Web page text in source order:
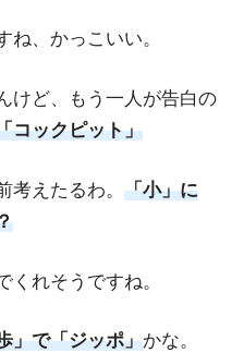
、かっこいい。
けど、もう一人が告白の
コックピット」
考えたるわ。 「小」に
くれそうですね。
」で「ジッポ」かな。